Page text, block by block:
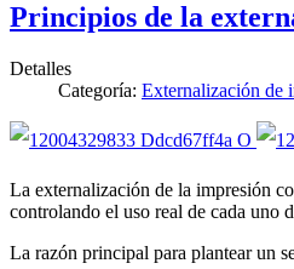
Principios de la
Detalles
Categoría: Externalización de
La externalización de la impresión
controlando el uso real de cada uno
La razón principal para plantear un